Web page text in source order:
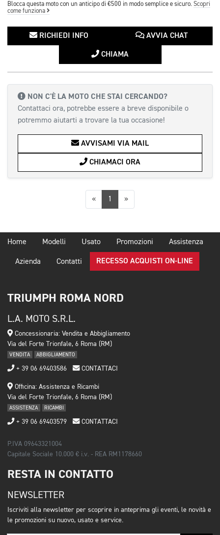
Blocca questa moto con un anticipo di €500 in modo semplice e sicuro. Scopri
come funziona
RICHIEDI INFO AVVIA CHAT
CHIAMA
NON C'È LA MOTO CHE STAI CERCANDO?
Contattaci ora, potrebbe essere a breve disponibile o
potremmo aiutarti a trovare la tua occasione!
AVVISAMI VIA MAIL
CHIAMACI ORA
«Precedente
1 »Successiva
Home Modelli Usato Promozioni Assistenza
Azienda Contatti RECESSO ACQUISTI ON-LINE
TRIUMPH ROMA NORD
L.A. MOTO S.R.L.
Concessionaria: Vendita e Abbigliamento
Via del Forte Trionfale, 6 Roma (RM)
VENDITA ABBIGLIAMENTO
+ 39 06 69403586 CONTATTACI
Officina: Assistenza e Ricambi
Via del Forte Trionfale, 6 Roma (RM)
ASSISTENZA RICAMBI
+ 39 06 69403579 CONTATTACI
P.IVA 09643321004
Capitale Sociale 10.000 € i.v. - REA RM1178660
RESTA IN CONTATTO
NEWSLETTER
Iscriviti alla newsletter per scoprire in anteprima gli eventi, le novità e
le promozioni su nuovo, usato e service.